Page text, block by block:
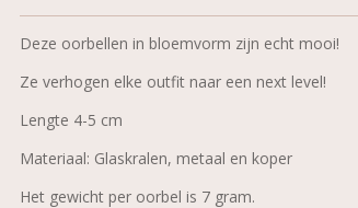
Deze oorbellen in bloemvorm zijn echt mooi!
Ze verhogen elke outfit naar een next level!
Lengte 4-5 cm
Materiaal: Glaskralen, metaal en koper
Het gewicht per oorbel is 7 gram.